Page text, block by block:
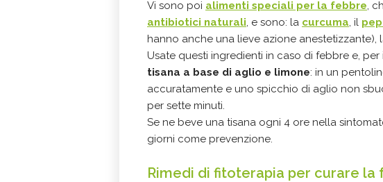
Vi sono poi alimenti speciali per la febbre,
antibiotici naturali, e sono: la curcuma, il
hanno anche una lieve azione anestetizzante),
Usate questi ingredienti in caso di febbre e,
tisana a base di aglio e limone: in un
accuratamente e uno spicchio di aglio non
per sette minuti.
Se ne beve una tisana ogni 4 ore nella
giorni come prevenzione.
Rimedi di fitoterapia per curare la